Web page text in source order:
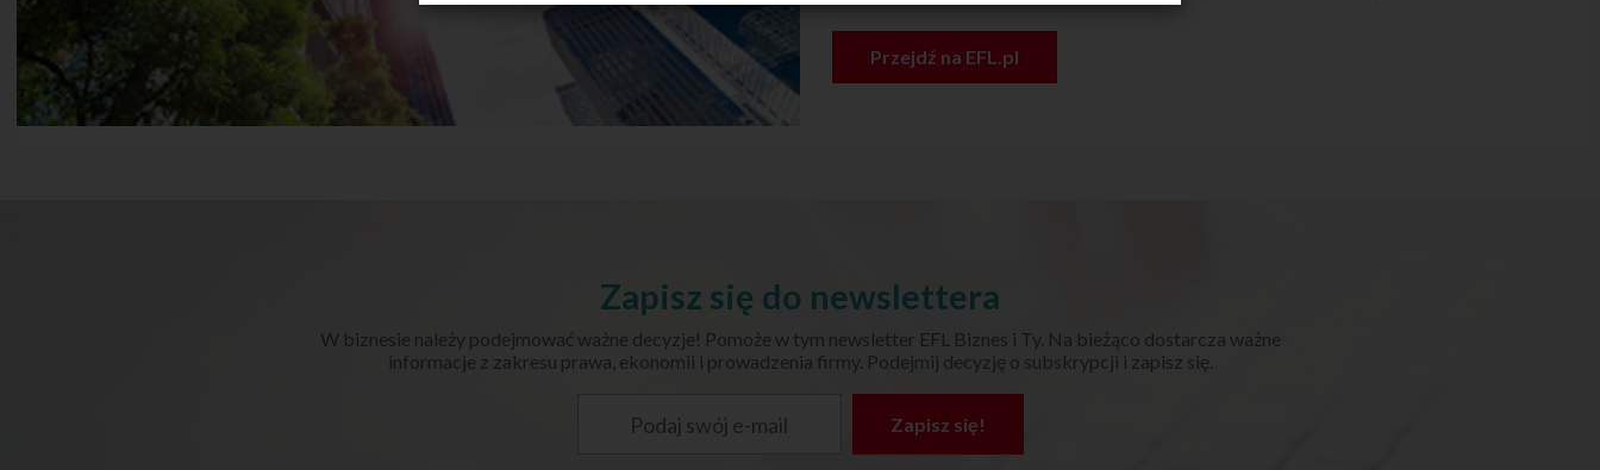
Przejdź na EFL.pl
Zapisz się do newslettera
W biznesie należy podejmować ważne decyzje! Pomoże w tym newsletter EFL Biznes i Ty. Na bieżąco dostarcza ważne
informacje z zakresu prawa, ekonomii i prowadzenia firmy. Podejmij decyzję o subskrypcji i zapisz się.
Zapisz się!